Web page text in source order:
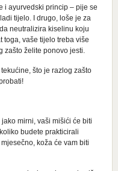
i ayurvedski princip – pije se
tijelo. I drugo, loše je za
neutralizira kiselinu koju
toga, vaše tijelo treba više
zašto želite ponovo jesti.
što je razlog zašto
mirni, vaši mišići će biti
budete prakticirali
koža će vam biti